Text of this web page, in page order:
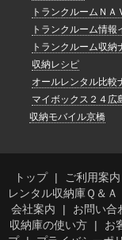
トランクルームＮＡ
トランクルーム情報
トランクルーム収納
収納レシピ
オールレンタル比較
マイボックス２４広
収納モバイル京橋
トップ ご利用案内
レンタル収納庫Ｑ＆Ａ
会社案内
お問い合
収納庫の使い方
お